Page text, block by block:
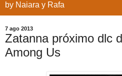
by Naiara y Rafa
7 ago 2013
Zatanna próximo dlc
Among Us